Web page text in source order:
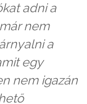
adni a
nem
a
egy
nem igazán